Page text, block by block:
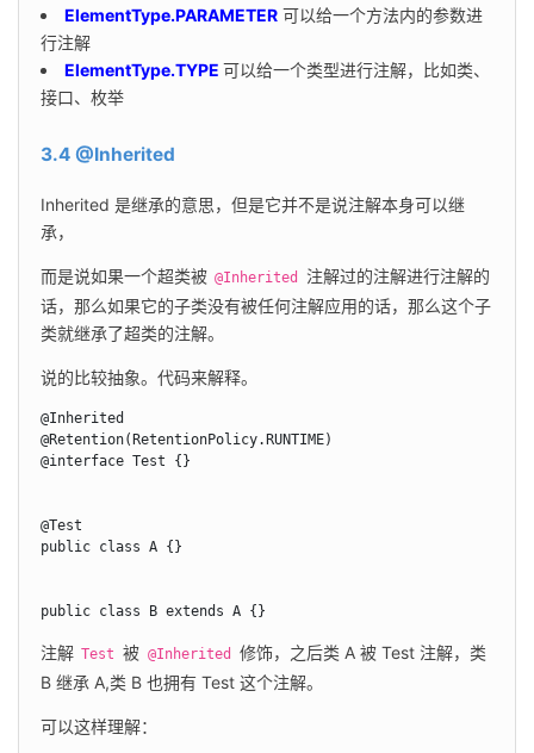
ElementType.PARAMETER可以给一个方法内的参数进
行注解
ElementType.TYPE 可以给一个类型进行注解，比如类、
接口、枚举
3.4 @Inherited
Inherited 是继承的意思，但是它并不是说注解本身可以继
承，
而是说如果一个超类被 @Inherited
注解过的注解进行注解的
话，那么如果它的子类没有被任何注解应用的话，那么这个子
类就继承了超类的注解。
说的比较抽象。代码来解释。
@Inherited
@Retention(RetentionPolicy.RUNTIME)
@interface Test {}
@Test
public class A {}
public class B extends A {}
注解 Test 被 @Inherited
修饰，之后类 A 被 Test 注解，类
B 继承 A,类 B 也拥有 Test 这个注解。
可以这样理解：